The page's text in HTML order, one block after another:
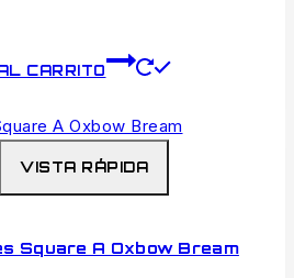
CARRITO
VISTA RÁPIDA
Square A Oxbow Bream